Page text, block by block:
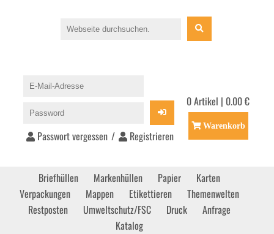
Passwort vergessen / Registrieren
0 Artikel | 0.00 €
Warenkorb
Briefhüllen Markenhüllen Papier
Karten
Verpackungen
Mappen Etikettieren
Themenwelten
Restposten
Umweltschutz/FSC Druck
Anfrage
Katalog